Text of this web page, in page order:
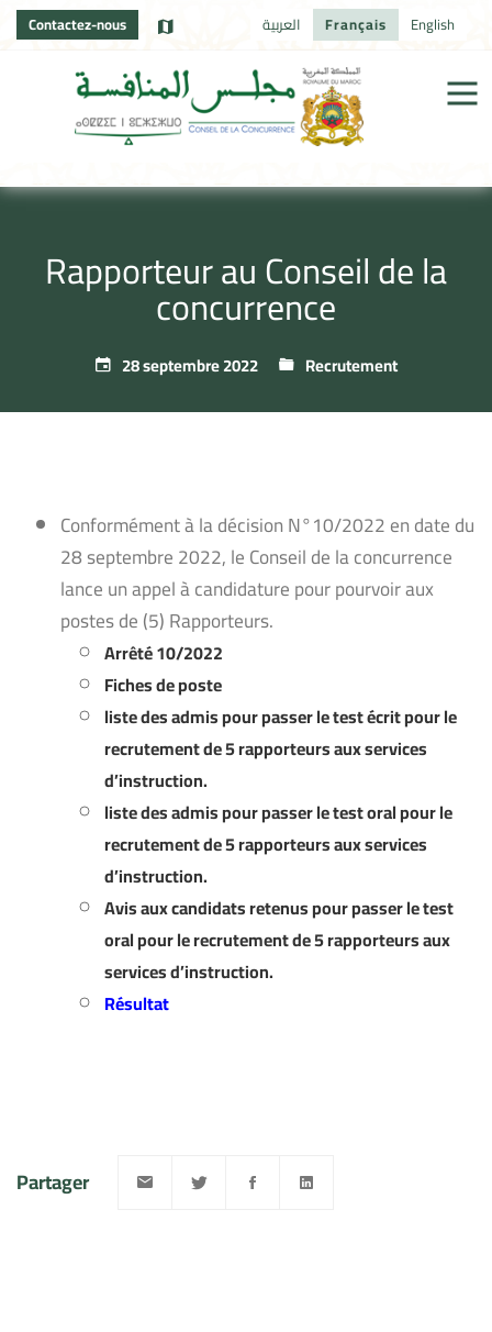
Contactez-nous العربية Français English
Rapporteur au Conseil de la
concurrence
28 septembre 2022 Recrutement
Conformément à la décision N°10/2022 en date du
28 septembre 2022, le Conseil de la concurrence
lance un appel à candidature pour pourvoir aux
postes de (5) Rapporteurs.
Arrêté 10/2022
Fiches de poste
liste des admis pour passer le test écrit pour le
recrutement de 5 rapporteurs aux services
d’instruction.
liste des admis pour passer le test oral pour le
recrutement de 5 rapporteurs aux services
d’instruction.
Avis aux candidats retenus pour passer le test
oral pour le recrutement de 5 rapporteurs aux
services d’instruction.
Résultat
Partager